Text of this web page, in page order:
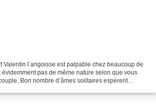
Valentin l’angoisse est palpable chez beaucoup de
évidemment pas de même nature selon que vous
Bon nombre d’âmes solitaires espèrent